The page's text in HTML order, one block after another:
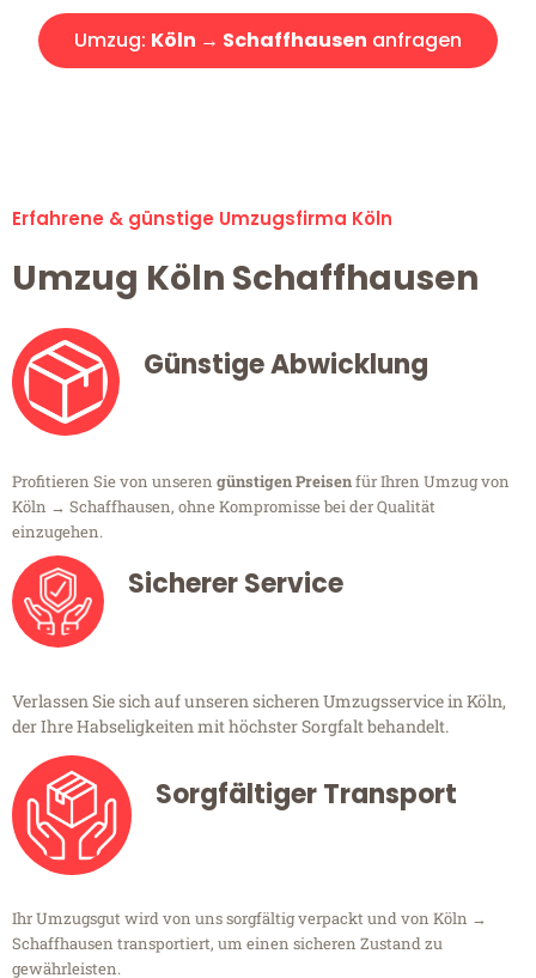
Umzug: Köln → Schaffhausen anfragen
Erfahrene & günstige Umzugsfirma Köln
Umzug Köln Schaffhausen
Günstige Abwicklung
Profitieren Sie von unseren günstigen Preisenfür Ihren Umzug von
Köln → Schaffhausen, ohne Kompromisse bei der Qualität
einzugehen.
Sicherer Service
Verlassen Sie sich auf unseren sicheren Umzugsservice in Köln,
der Ihre Habseligkeiten mit höchster Sorgfalt behandelt.
Sorgfältiger Transport
Ihr Umzugsgut wird von uns sorgfältig verpackt und von Köln →
Schaffhausen transportiert, um einen sicheren Zustand zu
gewährleisten.